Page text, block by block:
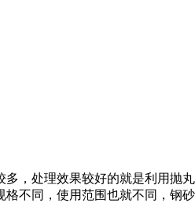
，处理效果较好的就是利用抛
不同，使用范围也就不同，钢